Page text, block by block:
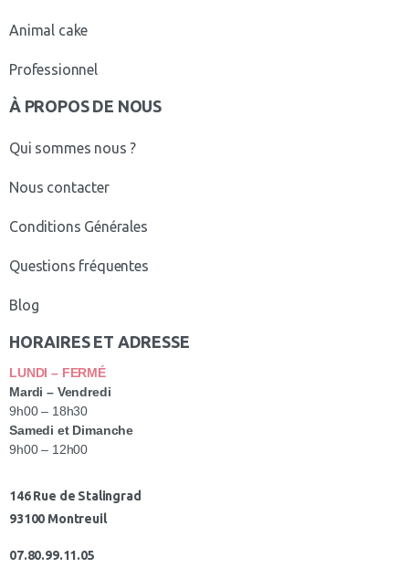
Animal cake
Professionnel
À PROPOS DE NOUS
Qui sommes nous ?
Nous contacter
Conditions Générales
Questions fréquentes
Blog
HORAIRES ET ADRESSE
LUNDI – FERMÉ
Mardi – Vendredi
9h00 – 18h30
Samedi et Dimanche
9h00 – 12h00
146 Rue de Stalingrad
93100 Montreuil
07.80.99.11.05